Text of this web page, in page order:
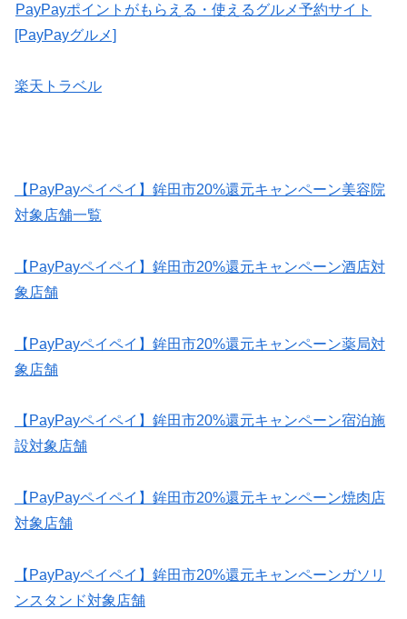
PayPayポイントがもらえる・使えるグルメ予約サイト
[PayPayグルメ]
楽天トラベル
【PayPayペイペイ】鉾田市20%還元キャンペーン美容院
対象店舗一覧
【PayPayペイペイ】鉾田市20%還元キャンペーン酒店対
象店舗
【PayPayペイペイ】鉾田市20%還元キャンペーン薬局対
象店舗
【PayPayペイペイ】鉾田市20%還元キャンペーン宿泊施
設対象店舗
【PayPayペイペイ】鉾田市20%還元キャンペーン焼肉店
対象店舗
【PayPayペイペイ】鉾田市20%還元キャンペーンガソリ
ンスタンド対象店舗